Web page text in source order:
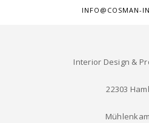
INFO@COSMAN-
Interior Design &
22303